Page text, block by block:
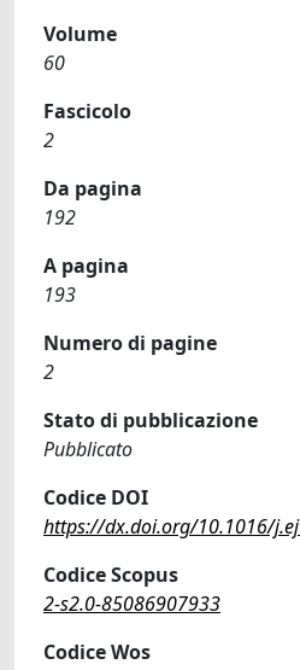
Volume
60
Fascicolo
2
Da pagina
192
A pagina
193
Numero di pagine
2
Stato di pubblicazione
Pubblicato
Codice DOI
https://dx.doi.org/10.1016/
Codice Scopus
2-s2.0-85086907933
Codice Wos